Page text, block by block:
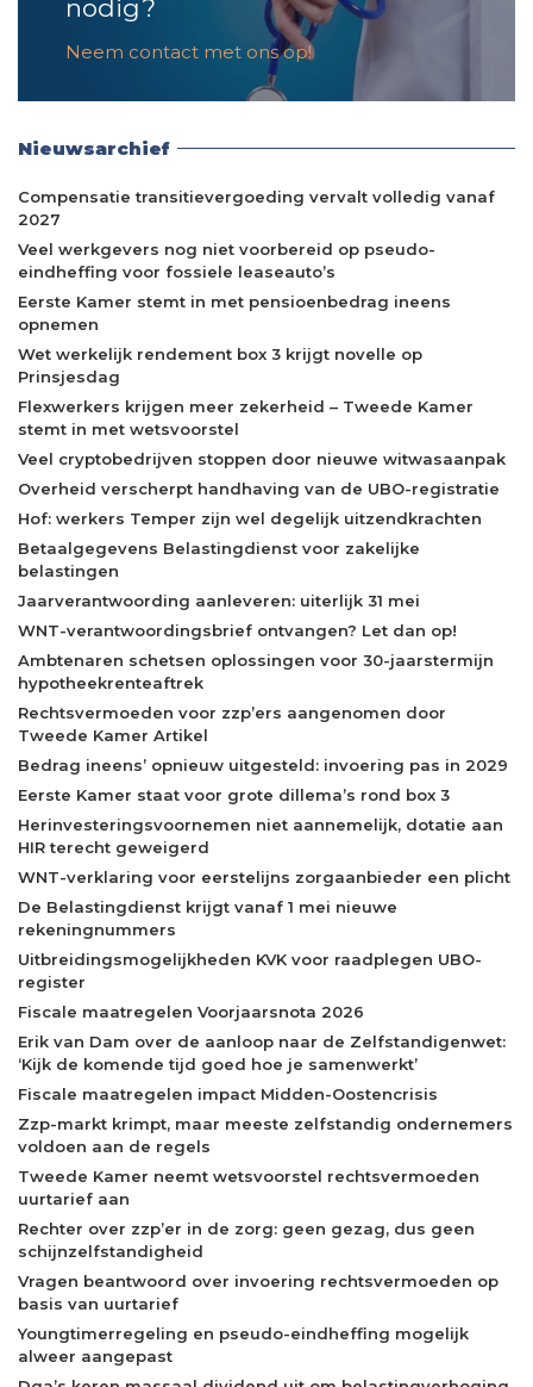
nodig?
Neem contact met ons op!
Nieuwsarchief
Compensatie transitievergoeding vervalt volledig vanaf
2027
Veel werkgevers nog niet voorbereid op pseudo-
eindheffing voor fossiele leaseauto’s
Eerste Kamer stemt in met pensioenbedrag ineens
opnemen
Wet werkelijk rendement box 3 krijgt novelle op
Prinsjesdag
Flexwerkers krijgen meer zekerheid – Tweede Kamer
stemt in met wetsvoorstel
Veel cryptobedrijven stoppen door nieuwe witwasaanpak
Overheid verscherpt handhaving van de UBO-registratie
Hof: werkers Temper zijn wel degelijk uitzendkrachten
Betaalgegevens Belastingdienst voor zakelijke
belastingen
Jaarverantwoording aanleveren: uiterlijk 31 mei
WNT-verantwoordingsbrief ontvangen? Let dan op!
Ambtenaren schetsen oplossingen voor 30-jaarstermijn
hypotheekrenteaftrek
Rechtsvermoeden voor zzp’ers aangenomen door
Tweede Kamer Artikel
Bedrag ineens’ opnieuw uitgesteld: invoering pas in 2029
Eerste Kamer staat voor grote dillema’s rond box 3
Herinvesteringsvoornemen niet aannemelijk, dotatie aan
HIR terecht geweigerd
WNT-verklaring voor eerstelijns zorgaanbieder een plicht
De Belastingdienst krijgt vanaf 1 mei nieuwe
rekeningnummers
Uitbreidingsmogelijkheden KVK voor raadplegen UBO-
register
Fiscale maatregelen Voorjaarsnota 2026
Erik van Dam over de aanloop naar de Zelfstandigenwet:
‘Kijk de komende tijd goed hoe je samenwerkt’
Fiscale maatregelen impact Midden-Oostencrisis
Zzp-markt krimpt, maar meeste zelfstandig ondernemers
voldoen aan de regels
Tweede Kamer neemt wetsvoorstel rechtsvermoeden
uurtarief aan
Rechter over zzp’er in de zorg: geen gezag, dus geen
schijnzelfstandigheid
Vragen beantwoord over invoering rechtsvermoeden op
basis van uurtarief
Youngtimerregeling en pseudo-eindheffing mogelijk
alweer aangepast